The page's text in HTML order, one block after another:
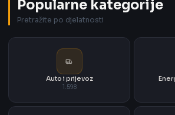
Popularne kategorije
Pretražite po djelatnosti
Auto i prijevoz
1.598